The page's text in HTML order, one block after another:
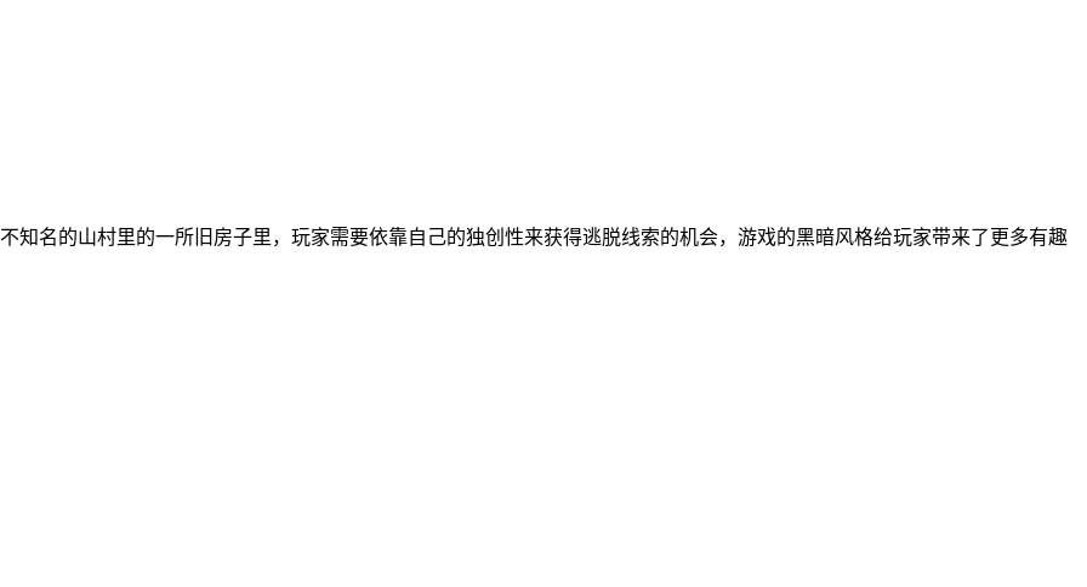
知名的山村里的一所旧房子里，玩家需要依靠自己的独创性来获得逃脱线索的机会，游戏的黑暗风格给玩家带来了更多有趣